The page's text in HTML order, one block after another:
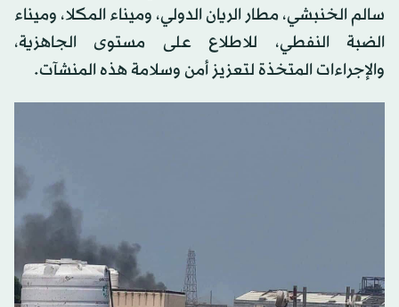
سالم الخنبشي، مطار الريان الدولي، وميناء المكلا، وميناء
الضبة النفطي، للاطلاع على مستوى الجاهزية،
والإجراءات المتخذة لتعزيز أمن وسلامة هذه المنشآت.